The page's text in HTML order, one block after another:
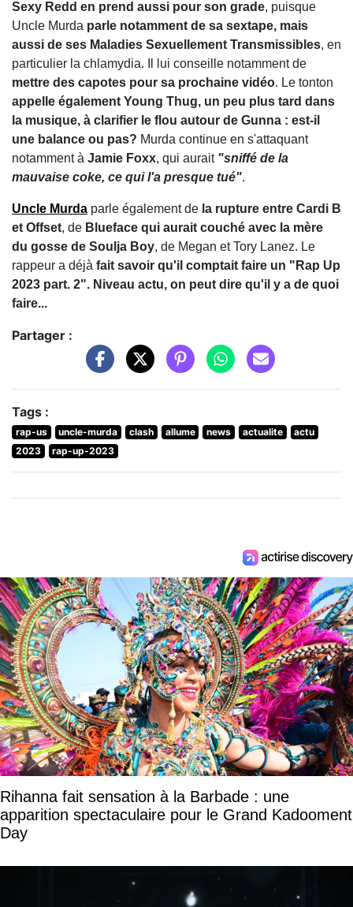
Sexy Redd en prend aussi pour son grade, puisque
Uncle Murda parle notamment de sa sextape, mais
aussi de ses Maladies Sexuellement Transmissibles, en
particulier la chlamydia. Il lui conseille notamment de
mettre des capotes pour sa prochaine vidéo. Le tonton
appelle également Young Thug, un peu plus tard dans
la musique, à clarifier le flou autour de Gunna : est-il
une balance ou pas? Murda continue en s'attaquant
notamment à Jamie Foxx, qui aurait "sniffé de la
mauvaise coke, ce qui l'a presque tué".
Uncle Murda parle également de la rupture entre Cardi B
et Offset, de Blueface qui aurait couché avec la mère
du gosse de Soulja Boy, de Megan et Tory Lanez. Le
rappeur a déjà fait savoir qu'il comptait faire un "Rap Up
2023 part. 2". Niveau actu, on peut dire qu'il y a de quoi
faire...
Partager :
Tags :
rap-us uncle-murda clash allume news actualite
actu
2023
rap-up-2023
Rihanna fait sensation à la Barbade : une
apparition spectaculaire pour le Grand Kadooment
Day